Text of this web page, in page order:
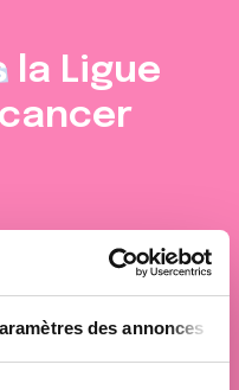
des annonces
la Ligue